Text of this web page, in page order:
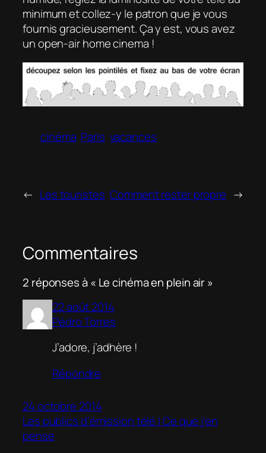
minimum et collez-y le patron que je vous
fournis gracieusement. Ça y est, vous avez
un open-air home cinema !
cinéma Paris vacances
← Les touristes Comment rester propre →
Commentaires
2 réponses à « Le cinéma en plein air »
22 août 2014
Pédro Torres
J’adore, j’adhère !
Répondre
24 octobre 2014
Les publics d’émission télé | Ce que j'en
pense